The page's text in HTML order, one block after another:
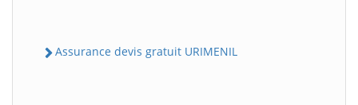
Assurance devis gratuit URIMENIL